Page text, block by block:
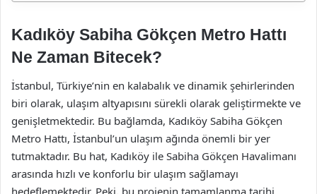
Kadıköy Sabiha Gökçen Metro Hattı
Ne Zaman Bitecek?
İstanbul, Türkiye’nin en kalabalık ve dinamik şehirlerinden
biri olarak, ulaşım altyapısını sürekli olarak geliştirmekte ve
genişletmektedir. Bu bağlamda, Kadıköy Sabiha Gökçen
Metro Hattı, İstanbul’un ulaşım ağında önemli bir yer
tutmaktadır. Bu hat, Kadıköy ile Sabiha Gökçen Havalimanı
arasında hızlı ve konforlu bir ulaşım sağlamayı
hedeflemektedir. Peki, bu projenin tamamlanma tarihi